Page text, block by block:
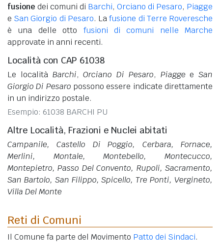
fusione dei comuni di Barchi, Orciano di Pesaro, Piagge
e San Giorgio di Pesaro. Lafusione di Terre Roveresche
è una delle otto fusioni di comuni nelle Marche
approvate in anni recenti.
Località con CAP 61038
Le località Barchi,Orciano Di Pesaro, Piagge e San
Giorgio Di Pesaro possono essere indicate direttamente
in un indirizzo postale.
Esempio: 61038 BARCHI PU
Altre Località, Frazioni e Nuclei abitati
Campanile, Castello Di Poggio, Cerbara, Fornace,
Merlini, Montale, Montebello, Montecucco,
Montepietro, Passo Del Convento, Rupoli, Sacramento,
San Bartolo, San Filippo, Spicello, Tre Ponti, Vergineto,
Villa Del Monte
Reti di Comuni
Il Comune fa parte del Movimento Patto dei Sindaci.